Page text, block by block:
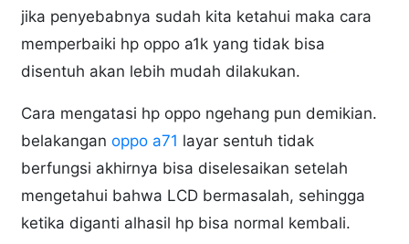
jika penyebabnya sudah kita ketahui maka cara
memperbaiki hp oppo a1k yang tidak bisa
disentuh akan lebih mudah dilakukan.
Cara mengatasi hp oppo ngehang pun demikian.
belakanganoppo a71 layar sentuh tidak
berfungsi akhirnya bisa diselesaikan setelah
mengetahui bahwa LCD bermasalah, sehingga
ketika diganti alhasil hp bisa normal kembali.